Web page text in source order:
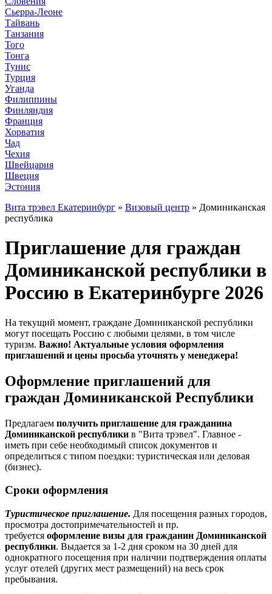
Сьерра-Леоне
Тайвань
Танзания
Того
Тонга
Тунис
Турция
Уганда
Филиппины
Финляндия
Франция
Хорватия
Чад
Чехия
Швейцария
Швеция
Эстония
Вита трэвел Екатеринбург » Визовый центр » Доминиканская
республика
Приглашение для граждан
Доминиканской республики в
Россию в Екатеринбурге 2026
На текущий момент, граждане Доминиканской республики
могут посещать Россию с любыми целями, в том числе
туризм. Важно! Актуальные условия оформления
приглашений и цены просьба уточнять у менеджера!
Оформление приглашений для
граждан Доминиканской Республики
Предлагаем получить приглашение для гражданина
Доминиканской республики в "Вита трэвел". Главное -
иметь при себе необходимый список документов и
определиться с типом поездки: туристическая или деловая
(бизнес).
Сроки оформления
Туристическое приглашение. Для посещения разных городов,
просмотра достопримечательностей и пр.
требуется оформление визы для гражданин Доминиканской
республики. Выдается за 1-2 дня сроком на 30 дней для
однократного посещения при наличии подтверждения оплаты
услуг отелей (других мест размещений) на весь срок
пребывания.